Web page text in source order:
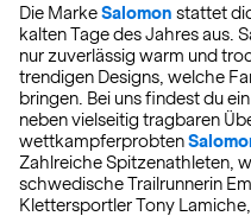
Die MarkeSalomon stattet
kalten Tage des Jahres aus.
nur zuverlässig warm und
trendigen Designs, welche
bringen. Bei uns findest du
neben vielseitig tragbaren
wettkampferprobten
Zahlreiche Spitzenathleten,
schwedische Trailrunnerin
Klettersportler Tony